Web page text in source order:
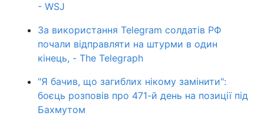
- WSJ
За використання Telegram солдатів РФ
почали відправляти на штурми в один
кінець, - The Telegraph
"Я бачив, що загиблих нікому замінити":
боєць розповів про 471-й день на позиції під
Бахмутом